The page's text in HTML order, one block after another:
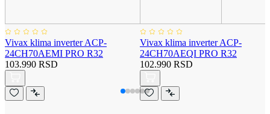
Vivax klima inverter ACP-
24CH70AEMI PRO R32
103.990 RSD
Vivax klima inverter ACP-
24CH70AEQI PRO R32
102.990 RSD